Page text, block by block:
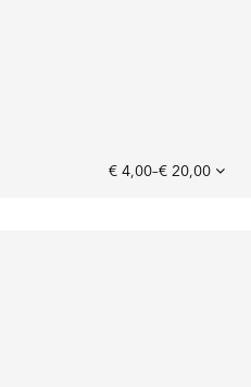
€ 4,00–€ 20,00